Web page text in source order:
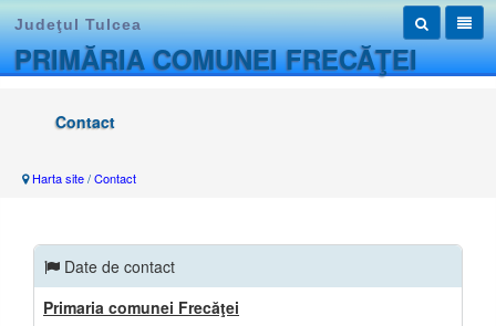
Judeţul Tulcea
PRIMĂRIA COMUNEI FRECĂŢEI
Contact
Harta site/Contact
Date de contact
Primaria comunei Frecăţei